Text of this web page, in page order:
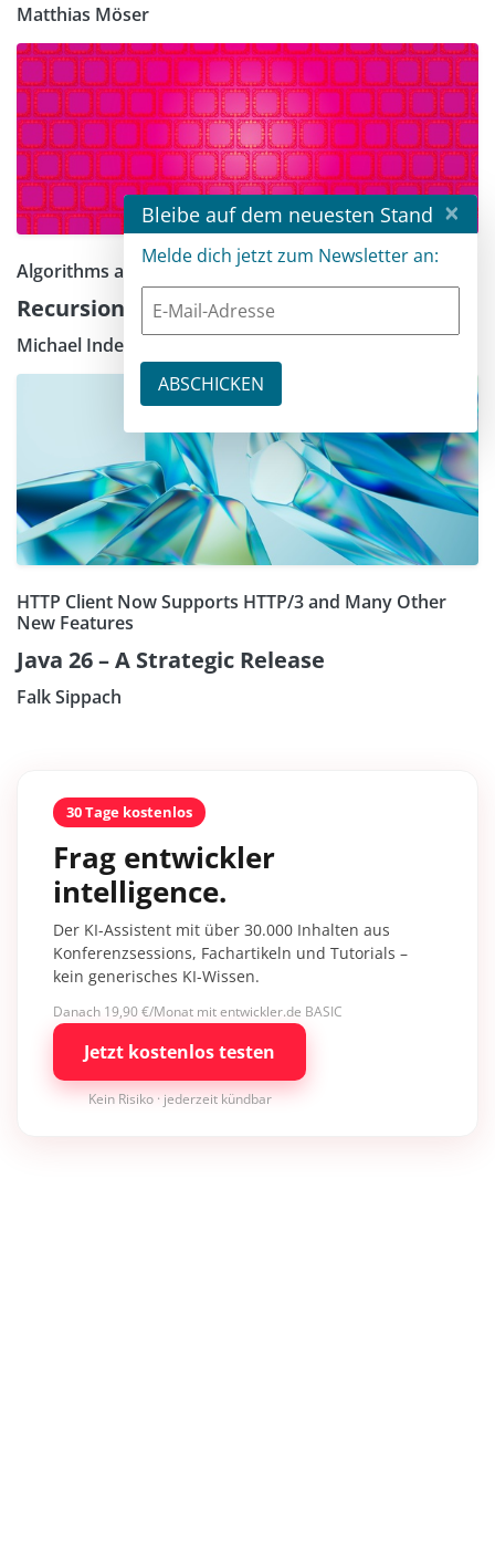
Matthias Möser
Algorithms and Data Structures – Part 1
Recursion – The Elegance of Repetition
Michael Inden
HTTP Client Now Supports HTTP/3 and Many Other
New Features
Java 26 – A Strategic Release
Falk Sippach
30 Tage kostenlos
Frag entwickler
intelligence.
Der KI-Assistent mit über 30.000 Inhalten aus
Konferenzsessions, Fachartikeln und Tutorials –
kein generisches KI-Wissen.
Danach 19,90 €/Monat mit entwickler.de BASIC
Jetzt kostenlos testen
Kein Risiko · jederzeit kündbar
Bleibe auf dem neuesten Stand ×
Melde dich jetzt zum Newsletter an: